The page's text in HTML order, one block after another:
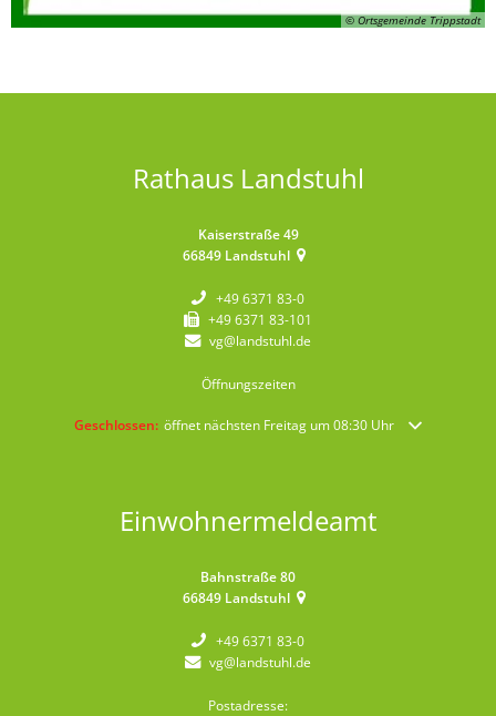
© Ortsgemeinde Trippstadt
Rathaus Landstuhl
Kaiserstraße 49
66849 Landstuhl
+49 6371 83-0
+49 6371 83-101
vg@landstuhl.de
Öffnungszeiten
Klicken, um weitere Öffnungs- oder Schließzeiten auszublenden
Geschlossen: öffnet nächsten Freitag um 08:30 Uhr
Einwohnermeldeamt
Bahnstraße 80
66849 Landstuhl
+49 6371 83-0
vg@landstuhl.de
Postadresse: